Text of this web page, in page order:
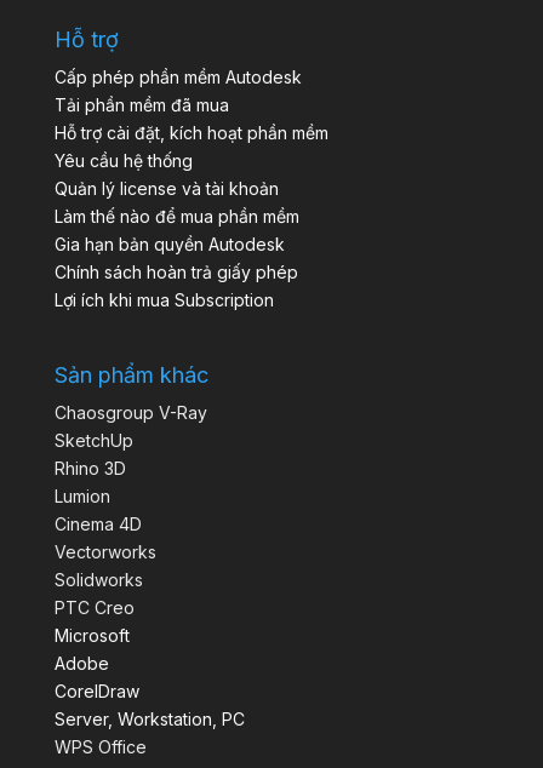
Hỗ trợ
Cấp phép phần mềm Autodesk
Tải phần mềm đã mua
Hỗ trợ cài đặt, kích hoạt phần mềm
Yêu cầu hệ thống
Quản lý license và tài khoản
Làm thế nào để mua phần mềm
Gia hạn bản quyền Autodesk
Chính sách hoàn trả giấy phép
Lợi ích khi mua Subscription
Sản phẩm khác
Chaosgroup V-Ray
SketchUp
Rhino 3D
Lumion
Cinema 4D
Vectorworks
Solidworks
PTC Creo
Microsoft
Adobe
CorelDraw
Server, Workstation, PC
WPS Office